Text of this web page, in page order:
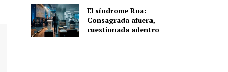
El síndrome Roa:
Consagrada afuera,
cuestionada adentro